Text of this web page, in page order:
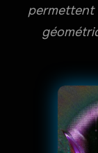
permettent